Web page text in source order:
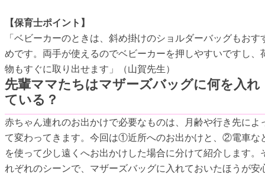
【保育士ポイント】
「ベビーカーのときは、斜め掛けのショルダーバッグもおす
めです。両手が使えるのでベビーカーを押しやすいですし、
物もすぐに取り出せます」（山賀先生）
先輩ママたちはマザーズバッグに何を入れ
ている？
赤ちゃん連れのお出かけで必要なものは、月齢や行き先によ
て変わってきます。今回は①近所へのお出かけと、②電車な
を使って少し遠くへお出かけした場合に分けて紹介します。
れぞれのシーンで、マザーズバッグに入れておいたほうが安